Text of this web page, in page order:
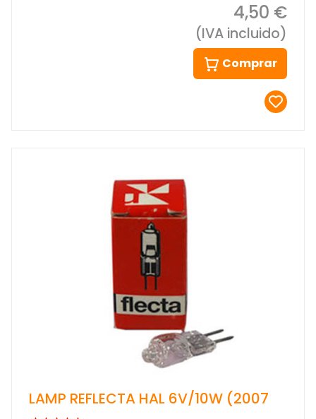
4,50 €
(IVA incluido)
Comprar
LAMP REFLECTA HAL 6V/10W (2007